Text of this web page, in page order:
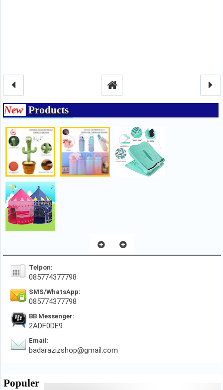
New Products
Telpon:
085774377798
SMS/WhatsApp:
085774377798
BB Messenger:
2ADF0DE9
Email:
badarazizshop@gmail.com
Populer